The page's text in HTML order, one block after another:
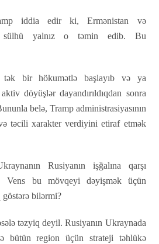
iddia edir ki, Ermənistan və
sülhü yalnız o təmin edib. Bu
bir hökumətlə başlayıb və ya
döyüşlər dayandırıldıqdan sonra
belə, Tramp administrasiyasının
təcili xarakter verdiyini etiraf etmək
Rusiyanın işğalına qarşı
Vens bu mövqeyi dəyişmək üçün
bilərmi?
təzyiq deyil. Rusiyanın Ukraynada
bütün region üçün strateji təhlükə